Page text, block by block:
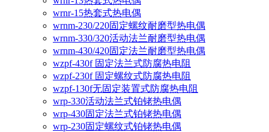
wrnr-15热套式热电偶
wrnm-230/220固定螺纹耐磨型热电偶
wrnm-330/320活动法兰耐磨型热电偶
wrnm-430/420固定法兰耐磨型热电偶
wzpf-430f 固定法兰式防腐热电阻
wzpf-230f 固定螺纹式防腐热电阻
wzpf-130f无固定装置式防腐热电阻
wrp-330活动法兰式铂铑热电偶
wrp-430固定法兰式铂铑热电偶
wrp-230固定螺纹式铂铑热电偶